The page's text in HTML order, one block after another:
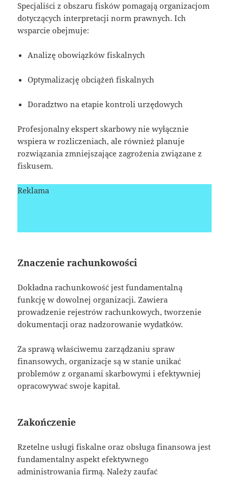
Specjaliści z obszaru fisków pomagają organizacjom
dotyczących interpretacji norm prawnych. Ich
wsparcie obejmuje:
Analizę obowiązków fiskalnych
Optymalizację obciążeń fiskalnych
Doradztwo na etapie kontroli urzędowych
Profesjonalny ekspert skarbowy nie wyłącznie
wspiera w rozliczeniach, ale również planuje
rozwiązania zmniejszające zagrożenia związane z
fiskusem.
Reklama
Znaczenie rachunkowości
Dokładna rachunkowość jest fundamentalną
funkcję w dowolnej organizacji. Zawiera
prowadzenie rejestrów rachunkowych, tworzenie
dokumentacji oraz nadzorowanie wydatków.
Za sprawą właściwemu zarządzaniu spraw
finansowych, organizacje są w stanie unikać
problemów z organami skarbowymi i efektywniej
opracowywać swoje kapitał.
Zakończenie
Rzetelne usługi fiskalne oraz obsługa finansowa jest
fundamentalny aspekt efektywnego
administrowania firmą. Należy zaufać